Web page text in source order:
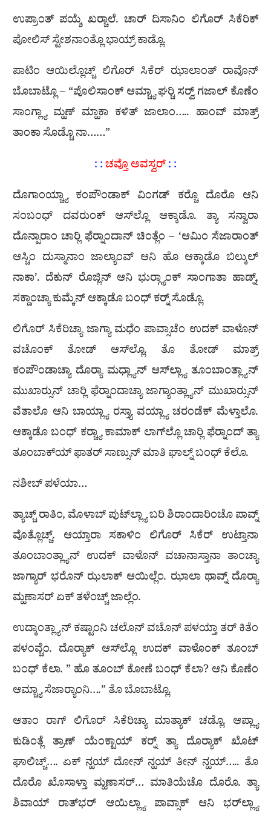
ಉಪ್ರಾಂತ್ ಪಯ್ಶೆ ಖರ‍್ಚಾಲೆ. ಚಾರ್ ದಿಸಾನಿಂ ಲಿಗೊರ್ ಸಿಕೆರಿಕ್
ಪೋಲಿಸ್ ಸ್ಟೇಶನಾಂತ್ಲೊ ಭಾಯ್ರ್ ಕಾಡ್ಲೊ.
ಪಾಟಿಂ ಆಯಿಲ್ಲೊಚ್ಚ್ ಲಿಗೊರ್ ಸಿಕೆರ್ ಝಾಲಾಂತ್ ರಾವೊನ್
ಬೊಬಾಟ್ಲೊ – “ಪೊಲಿಸಾಂಕ್ ಆಮ್ಚ್ಯಾ ಘರ‍್ಚಿ ಸರ‍್ವ್ ಗಜಾಲ್ ಕೊಣೆಂ
ಸಾಂಗ್ಲ್ಯಾ ಮ್ಹಣ್ ಮ್ಹಾಕಾ ಕಳಿತ್ ಜಾಲಾಂ….. ಹಾಂವ್ ಮಾತ್ರ್
ತಾಂಕಾ ಸೊಡ್ಚೊ ನಾ……”
: :ಚವ್ತೊ ಅವಸ್ವರ್: :
ದೊಗಾಂಯ್ಚ್ಯಾ ಕಂಪೌಂಡಾಕ್ ವಿಂಗಡ್ ಕರ‍್ಚೊ ದೊರೊ ಆನಿ
ಸಂಬಂಧ್ ದವರುಂಕ್ ಆಸ್‌ಲ್ಲೊ ಆಕ್ಕಾಡೊ. ತ್ಯಾ ಸನ್ವಾರಾ
ದೊನ್ಪಾರಾಂ ಚಾರ‍್ಲಿ ಫೆರ‍್ನಾಂದಾನ್ ಚಿಂತ್ಲೆಂ – ‘ಆಮಿಂ ಸೆಜಾರಾಂತ್
ಆಸ್ಚಿಂ ದುಸ್ಮಾನಾಂ ಜಾಲ್ಯಾಂವ್ ಆನಿ ಹೊ ಆಕ್ಕಾಡೊ ಬಿಲ್ಕುಲ್
ನಾಕಾ’. ದೆಕುನ್ ರೊಜ್ಲಿನ್ ಆನಿ ಭುರ‍್ಗ್ಯಾಂಕ್ ಸಾಂಗಾತಾ ಹಾಡ್ನ್,
ಸಕ್ಡಾಂಚ್ಯಾ ಕುಮ್ಕೆನ್ ಆಕ್ಕಾಡೊ ಬಂಧ್ ಕರ‍್ನ್ ಸೊಡ್ಲೊ.
ಲಿಗೊರ್ ಸಿಕೆರಿಚ್ಯಾ ಜಾಗ್ಯಾ ಮಧೆಂ ಪಾವ್ಸಾಚೆಂ ಉದಕ್ ವಾಳೊನ್
ವಚೊಂಕ್ ತೋಡ್ ಆಸ್‌ಲ್ಲೊ. ತೊ ತೋಡ್ ಮಾತ್ರ್
ಕಂಪೌಂಡಾಚ್ಯಾ ದೊರ‍್ಯಾ ಮಧ್ಲ್ಯಾನ್ ಆಸ್‌ಲ್ಲ್ಯಾ ತೂಂಬಾಂತ್ಲ್ಯಾನ್
ಮುಖಾರ‍್ಸುನ್ ಚಾರ‍್ಲಿ ಫೆರ‍್ನಾಂದಾಚ್ಯಾ ಜಾಗ್ಯಾಂತ್ಲ್ಯಾನ್ ಮುಖಾರ‍್ಸುನ್
ವೆತಾಲೊ ಆನಿ ಬಾಯ್ಲ್ಯಾ ರಸ್ತ್ಯಾ ವಯ್ಲ್ಯಾ ಚರಂಡೆಕ್ ಮೆಳ್ತಾಲೊ.
ಆಕ್ಕಾಡೊ ಬಂಧ್ ಕರ‍್ಚ್ಯಾ ಕಾಮಾಕ್ ಲಾಗ್‌ಲ್ಲೊ ಚಾರ‍್ಲಿ ಫೆರ‍್ನಾಂದ್ ತ್ಯಾ
ತೂಂಬಾಕ್‌ಯ್ ಫಾತರ್ ಸಾಣ್ಸುನ್ ಮಾತಿ ಘಾಲ್ನ್ ಬಂಧ್ ಕೆಲೊ.
ನಶೀಬ್ ಪಳೆಯಾ…
ತ್ಯಾಚ್ಚ್ ರಾತಿಂ, ಮೊಳಾಬ್ ಪುಟ್‌ಲ್ಲ್ಯಾ ಬರಿ ಶಿರಾಂದಾರಿಂಚೊ ಪಾವ್ನ್
ವೊತ್ಲೊಚ್ಚ್. ಆಯ್ತಾರಾ ಸಕಾಳಿಂ ಲಿಗೊರ್ ಸಿಕೆರ್ ಉಟ್ತಾನಾ
ತೂಂಬಾಂತ್ಲ್ಯಾನ್ ಉದಕ್ ವಾಳೊನ್ ವಚಾನಾಸ್ತಾನಾ ತಾಂಚ್ಯಾ
ಜಾಗ್ಯಾರ್ ಭರೊನ್ ಝಲಾಕ್ ಆಯಿಲ್ಲೆಂ. ಝಾಲಾ ಥಾವ್ನ್ ದೊರ‍್ಯಾ
ಮ್ಹಣಾಸರ್ ಏಕ್ ತಳೆಂಚ್ಚ್ ಜಾಲ್ಲೆಂ.
ಉದ್ಕಾಂತ್ಲ್ಯಾನ್ ಕಷ್ಟಾಂನಿ ಚಲೊನ್ ವಚೊನ್ ಪಳಯ್ತಾ ತರ್ ಕಿತೆಂ
ಪಳಂವ್ಚೆಂ. ದೊರ‍್ಯಾಕ್ ಆಸ್‌ಲ್ಲೊ ಉದಕ್ ವಾಳೊಂಕ್ ತೂಂಬ್
ಬಂಧ್ ಕೆಲಾ. ” ಹೊ ತೂಂಬ್ ಕೋಣೆ ಬಂಧ್ ಕೆಲಾ? ಆನಿ ಕೊಣೆಂ
ಆಮ್ಚ್ಯಾ ಸೆಜಾರ‍್ಯಾಂನಿ….” ತೊ ಬೊಬಾಟ್ಲೊ.
ಆತಾಂ ರಾಗ್ ಲಿಗೊರ್ ಸಿಕೆರಿಚ್ಯಾ ಮಾತ್ಯಾಕ್ ಚಡ್ಲೊ. ಆಪ್ಲ್ಯಾ
ಕುಡಿಂತ್ಲೆ ತ್ರಾಣ್ ಯೆಂಕ್ಟಾಯ್ ಕರ‍್ನ್ ತ್ಯಾ ದೊರ‍್ಯಾಕ್ ಖೊಟ್
ಘಾಲಿಚ್ಚ್…. ಏಕ್ ನ್ಹಯ್ ದೋನ್ ನ್ಹಯ್ ತೀನ್ ನ್ಹಯ್….. ತೊ
ದೊರೊ ಖೊಸಾಳ್ತಾ ಮ್ಹಣಾಸರ್… ಮಾತಿಯೆಚೊ ದೊರೊ. ತ್ಯಾ
ಶಿವಾಯ್ ರಾತ್‌ಭರ್ ಆಯಿಲ್ಲ್ಯಾ ಪಾವ್ಸಾಕ್ ಆನಿ ಭರ್‌ಲ್ಲ್ಯಾ